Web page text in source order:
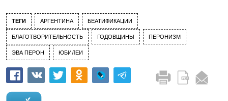
ТЕГИ АРГЕНТИНА БЕАТИФИКАЦИИ
БЛАГОТВОРИТЕЛЬНОСТЬ ГОДОВЩИНЫ ПЕРОНИЗМ
ЭВА ПЕРОН ЮБИЛЕИ